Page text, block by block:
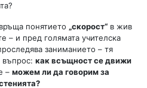
понятието „скорост“ в жив
– и пред голямата учителска
заниманието – тя
въпрос: как всъщност се движи
– можем ли да говорим за